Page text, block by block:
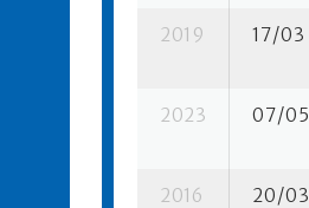
2019 17/03
2023 07/05
2016 20/03